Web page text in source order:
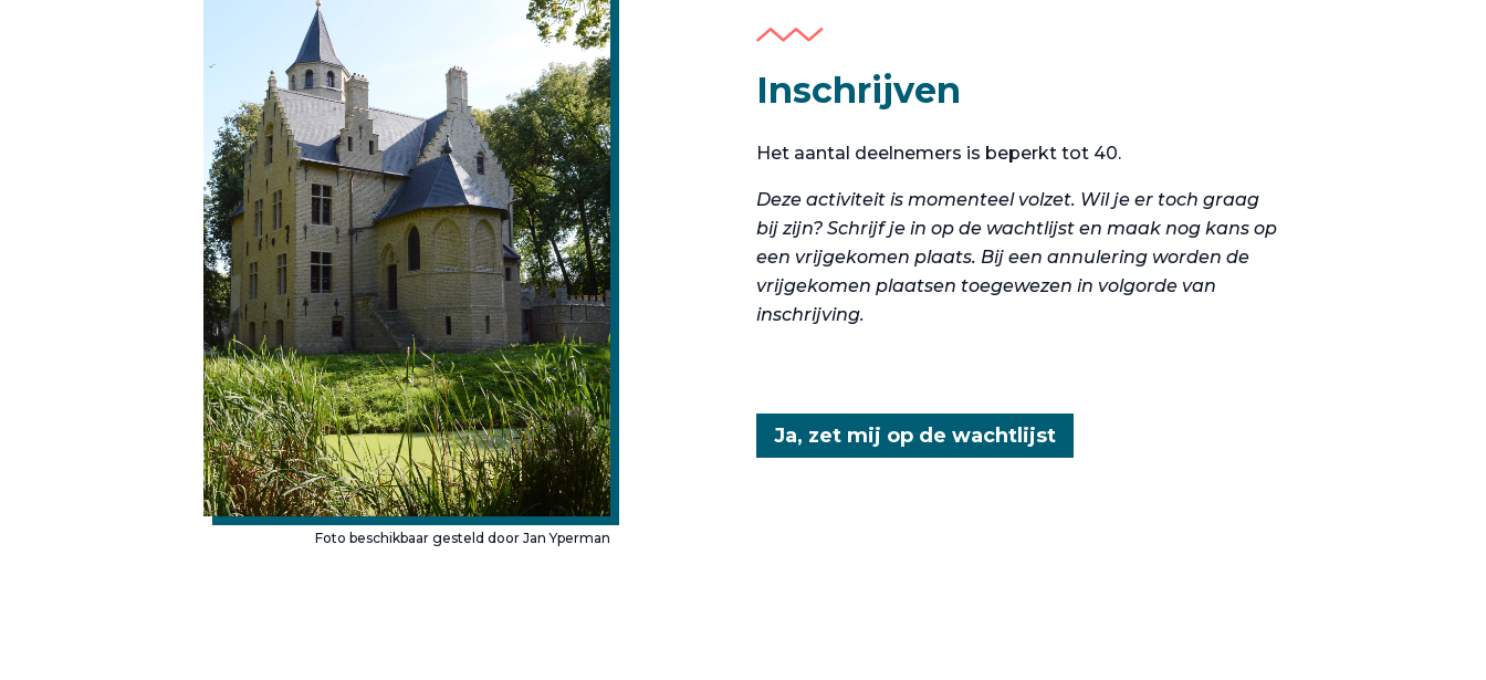
Foto beschikbaar gesteld door Jan Yperman
Inschrijven
Het aantal deelnemers is beperkt tot 40.
Deze activiteit is momenteel volzet. Wil je er toch graag
bij zijn? Schrijf je in op de wachtlijst en maak nog kans op
een vrijgekomen plaats. Bij een annulering worden de
vrijgekomen plaatsen toegewezen in volgorde van
inschrijving.
Ja, zet mij op de wachtlijst